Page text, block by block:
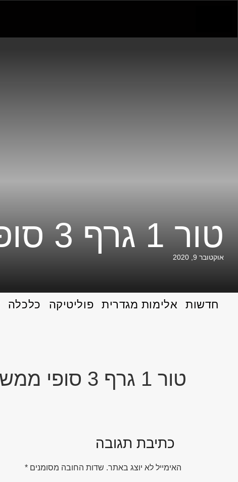
טור 1 גרף 3 סופי ממש
אוקטובר 9, 2020
חדשות אלימות מגדרית פוליטיקה כלכלה
טור 1 גרף 3 סופי ממש
כתיבת תגובה
האימייל לא יוצג באתר. שדות החובה מסומנים *